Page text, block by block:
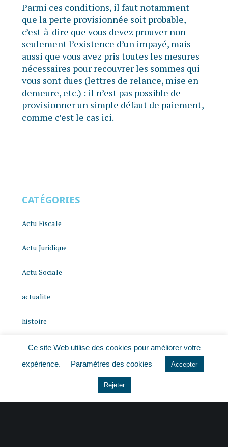
Parmi ces conditions, il faut notamment
que la perte provisionnée soit probable,
c’est-à-dire que vous devez prouver non
seulement l’existence d’un impayé, mais
aussi que vous avez pris toutes les mesures
nécessaires pour recouvrer les sommes qui
vous sont dues (lettres de relance, mise en
demeure, etc.) : il n’est pas possible de
provisionner un simple défaut de paiement,
comme c’est le cas ici.
CATÉGORIES
Actu Fiscale
Actu Juridique
Actu Sociale
actualite
histoire
Le coin du dirigeant
Non classé
Ce site Web utilise des cookies pour améliorer votre
expérience.
Paramètres des cookies Accepter
Rejeter